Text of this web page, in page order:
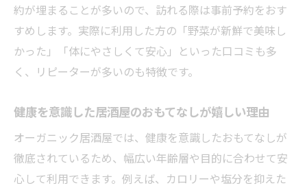
約が埋まることが多いので、訪れる際は事前予約をおす
すめします。実際に利用した方の「野菜が新鮮で美味し
かった」「体にやさしくて安心」といった口コミも多
く、リピーターが多いのも特徴です。
健康を意識した居酒屋のおもてなしが嬉しい理由
オーガニック居酒屋では、健康を意識したおもてなしが
徹底されているため、幅広い年齢層や目的に合わせて安
心して利用できます。例えば、カロリーや塩分を抑えた